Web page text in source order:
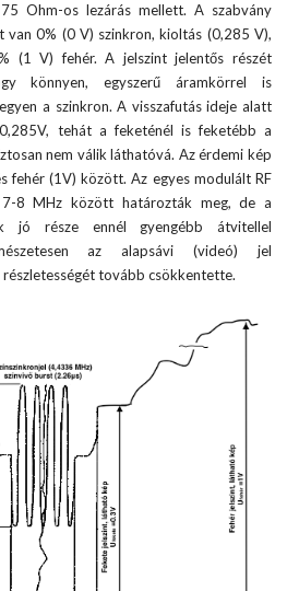
Ohm-os lezárás mellett. A szabvány
0% (0 V) szinkron, kioltás (0,285 V),
(1 V) fehér. A jelszint jelentős részét
könnyen, egyszerű áramkörrel is
a szinkron. A visszafutás ideje alatt
tehát a feketénél is feketébb a
nem válik láthatóvá. Az érdemi kép
fehér (1V) között. Az egyes modulált RF
7-8 MHz között határozták meg, de a
jó része ennél gyengébb átvitellel
az alapsávi (videó) jel
részletességét tovább csökkentette.